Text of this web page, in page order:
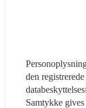
den
Samtykke